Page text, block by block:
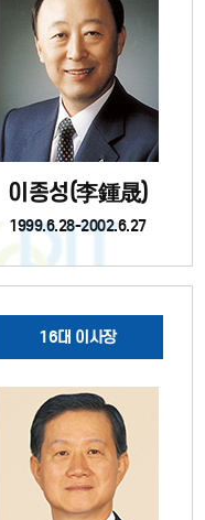
이종성(李鍾晟)
1999.6.28-2002.6.27
16대 이사장